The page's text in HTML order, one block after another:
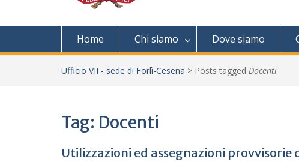
Home Chi siamo Dove siamo
Ufficio VII - sede di Forlì-Cesena > Posts tagged Docenti
Tag: Docenti
Utilizzazioni ed assegnazioni provvisorie